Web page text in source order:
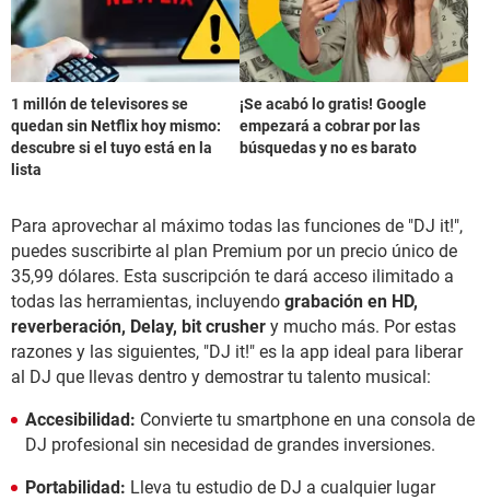
1 millón de televisores se
quedan sin Netflix hoy mismo:
descubre si el tuyo está en la
lista
¡Se acabó lo gratis! Google
empezará a cobrar por las
búsquedas y no es barato
Para aprovechar al máximo todas las funciones de "DJ it!",
puedes suscribirte al plan Premium por un precio único de
35,99 dólares. Esta suscripción te dará acceso ilimitado a
todas las herramientas, incluyendo grabación en HD,
reverberación, Delay, bit crusher y mucho más. Por estas
razones y las siguientes, "DJ it!" es la app ideal para liberar
al DJ que llevas dentro y demostrar tu talento musical:
Accesibilidad: Convierte tu smartphone en una consola de
DJ profesional sin necesidad de grandes inversiones.
Portabilidad: Lleva tu estudio de DJ a cualquier lugar